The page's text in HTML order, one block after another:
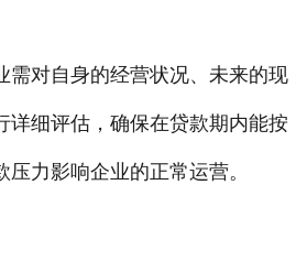
需对自身的经营状况、未来的现
详细评估，确保在贷款期内能按
力影响企业的正常运营。